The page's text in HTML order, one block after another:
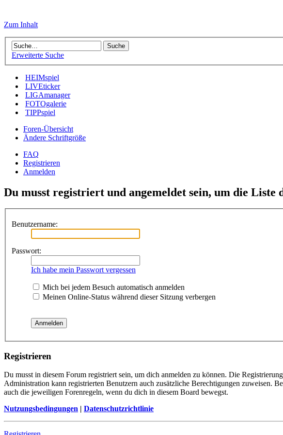
Zum Inhalt
Erweiterte Suche
HEIMspiel
LIVEticker
LIGAmanager
FOTOgalerie
TIPPspiel
Foren-Übersicht
Ändere Schriftgröße
FAQ
Registrieren
Anmelden
Du musst registriert und angemeldet sein, um die Liste
Benutzername:
Passwort:
Ich habe mein Passwort vergessen
Mich bei jedem Besuch automatisch anmelden
Meinen Online-Status während dieser Sitzung verbergen
Registrieren
Du musst in diesem Forum registriert sein, um dich anmelden zu können. Die
Administration kann registrierten Benutzern auch zusätzliche Berechtigungen zuweisen.
auch die jeweiligen Forenregeln, wenn du dich in diesem Board bewegst.
Nutzungsbedingungen | Datenschutzrichtlinie